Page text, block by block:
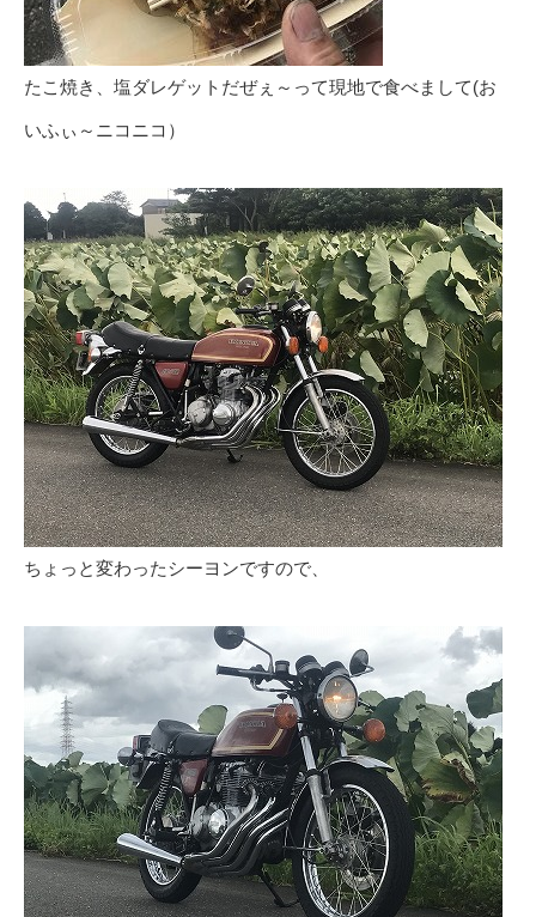
たこ焼き、塩ダレゲットだぜぇ～って現地で食べまして(お
いふぃ～ニコニコ）
ちょっと変わったシーヨンですので、